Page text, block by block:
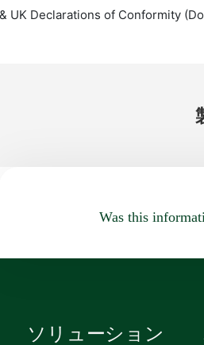
UK Declarations of Conformity
Was this
ソリューション